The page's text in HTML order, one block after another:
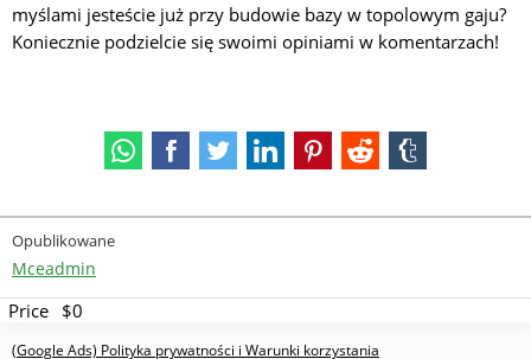
myślami jesteście już przy budowie bazy w topolowym gaju?
Koniecznie podzielcie się swoimi opiniami w komentarzach!
Opublikowane
Mceadmin
Price $0
(Google Ads) Polityka prywatności i Warunki korzystania